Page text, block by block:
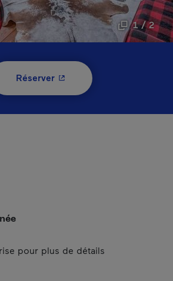
1 / 2
Réserver- Cet hyperlien s'ouvrira
pour plus de détails